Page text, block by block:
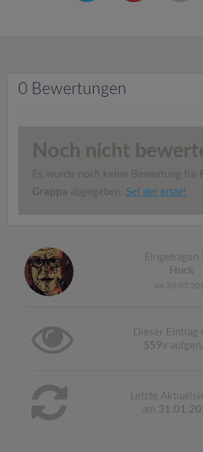
0 Bewertungen
Noch nicht
Es wurde noch keine Bewertung für
Grappa abgegeben. Sei der erste!
Eingetragen
Huck
am
Dieser Eintrag
559x
Letzte
am